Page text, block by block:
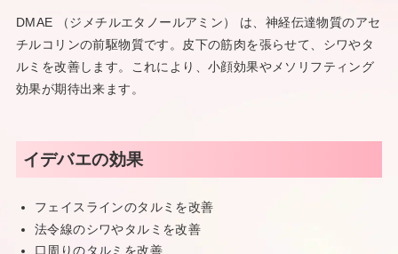
DMAE （ジメチルエタノールアミン） は、神経伝達物質のアセ
チルコリンの前駆物質です。皮下の筋肉を張らせて、シワやタ
ルミを改善します。これにより、小顔効果やメソリフティング
効果が期待出来ます。
イデバエの効果
フェイスラインのタルミを改善
法令線のシワやタルミを改善
口周りのタルミを改善